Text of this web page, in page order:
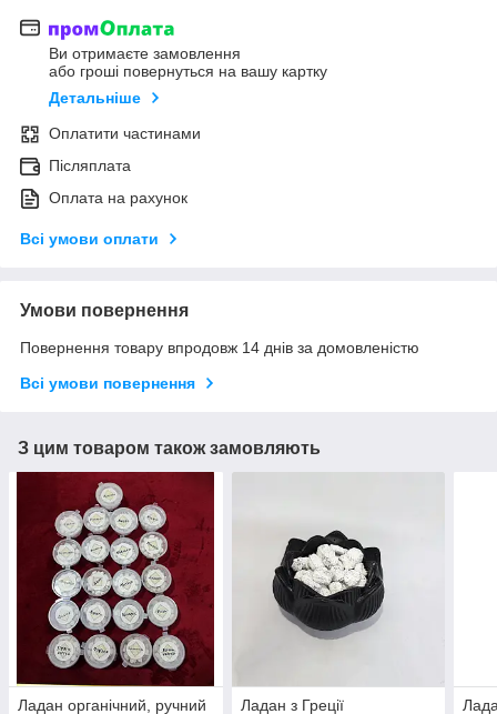
Ви отримаєте замовлення
або гроші повернуться на вашу картку
Детальніше
Оплатити частинами
Післяплата
Оплата на рахунок
Всі умови оплати
Умови повернення
Повернення товару впродовж 14 днів за домовленістю
Всі умови повернення
З цим товаром також замовляють
Ладан органічний, ручний
Ладан з Греції